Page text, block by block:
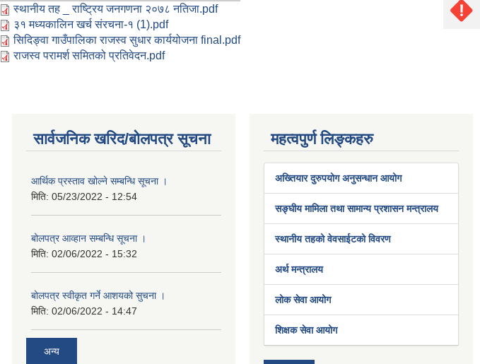
स्थानीय तह _ राष्ट्रिय जनगणना २०७८ नतिजा.pdf
३१ मध्यकालिन खर्च संरचना-१ (1).pdf
सिदिङ्वा गाउँपालिका राजस्व सुधार कार्ययोजना final.pdf
राजस्व परामर्श समितको प्रतिवेदन.pdf
सार्वजनिक खरिद/बोलपत्र सूचना
आर्थिक प्रस्ताव खोल्ने सम्बन्धि सूचना ।
मिति: 05/23/2022 - 12:54
बोलपत्र आव्हान सम्बन्धि सूचना ।
मिति: 02/06/2022 - 15:32
बोलपत्र स्वीकृत गर्ने आशयको सुचना ।
मिति: 02/06/2022 - 14:47
अन्य
महत्वपुर्ण लिङ्कहरु
अख्तियार दुरुपयोग अनुसन्धान आयोग
सङ्घीय मामिला तथा सामान्य प्रशासन मन्त्रालय
स्थानीय तहको वेवसाईटको विवरण
अर्थ मन्त्रालय
लोक सेवा आयोग
शिक्षक सेवा आयोग